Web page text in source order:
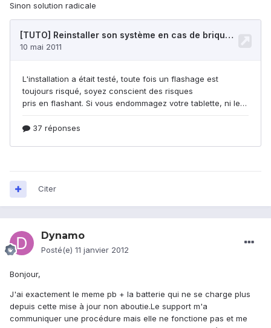
Sinon solution radicale
Citer
Dynamo
Posté(e) 11 janvier 2012
Bonjour,
J'ai exactement le meme pb + la batterie qui ne se charge plus
depuis cette mise à jour non aboutie.Le support m'a
communiquer une procédure mais elle ne fonctione pas et me